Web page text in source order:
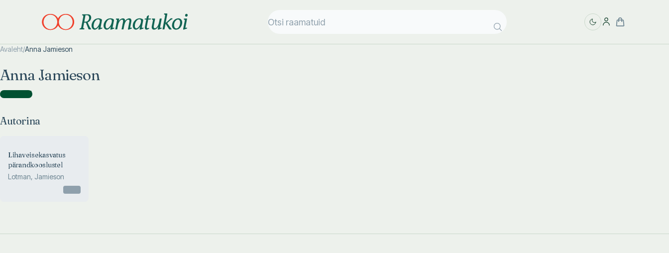
Avaleht/Anna Jamieson
Anna Jamieson
Autorina )
Autorina
Lihaveisekasvatus
pärandkooslustel
Lotman, Jamieson